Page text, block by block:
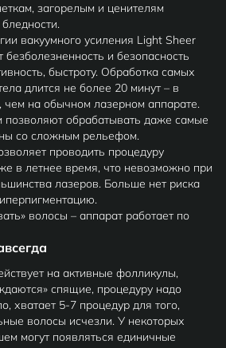
загорелым и ценителям
вакуумного усиления Light Sheer
безболезненность и безопасность
быстроту. Обработка самых
длится не более 20 минут – в
чем на обычном лазерном аппарате.
позволяют обрабатывать даже самые
со сложным рельефом.
проводить процедуру
в летнее время, что невозможно при
лазеров. Больше нет риска
волосы – аппарат работает по
на активные фолликулы,
спящие, процедуру надо
хватает 5-7 процедур для того,
волосы исчезли. У некоторых
могут появляться единичные